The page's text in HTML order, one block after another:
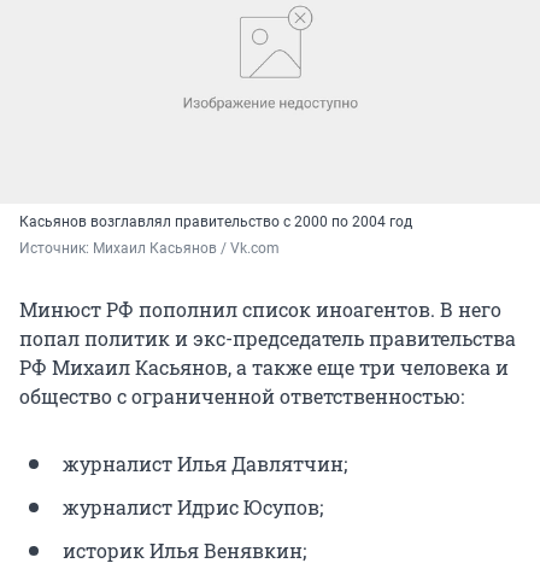
Касьянов возглавлял правительство с 2000 по 2004 год
Источник: Михаил Касьянов / Vk.com
Минюст РФ пополнил список иноагентов. В него
попал политик и экс-председатель правительства
РФ Михаил Касьянов, а также еще три человека и
общество с ограниченной ответственностью:
журналист Илья Давлятчин;
журналист Идрис Юсупов;
историк Илья Венявкин;